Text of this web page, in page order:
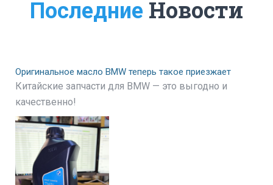
Последние Новости
Оригинальное масло BMW теперь такое приезжает
Китайские запчасти для BMW — это выгодно и
качественно!